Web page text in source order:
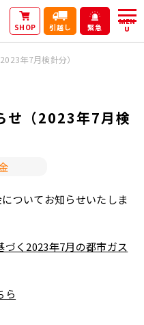
SHOP 引越し 緊急
MEN
U
年7月検針分）
せ（2023年7月検
ついてお知らせいたしま
く2023年7月の都市ガス
ら